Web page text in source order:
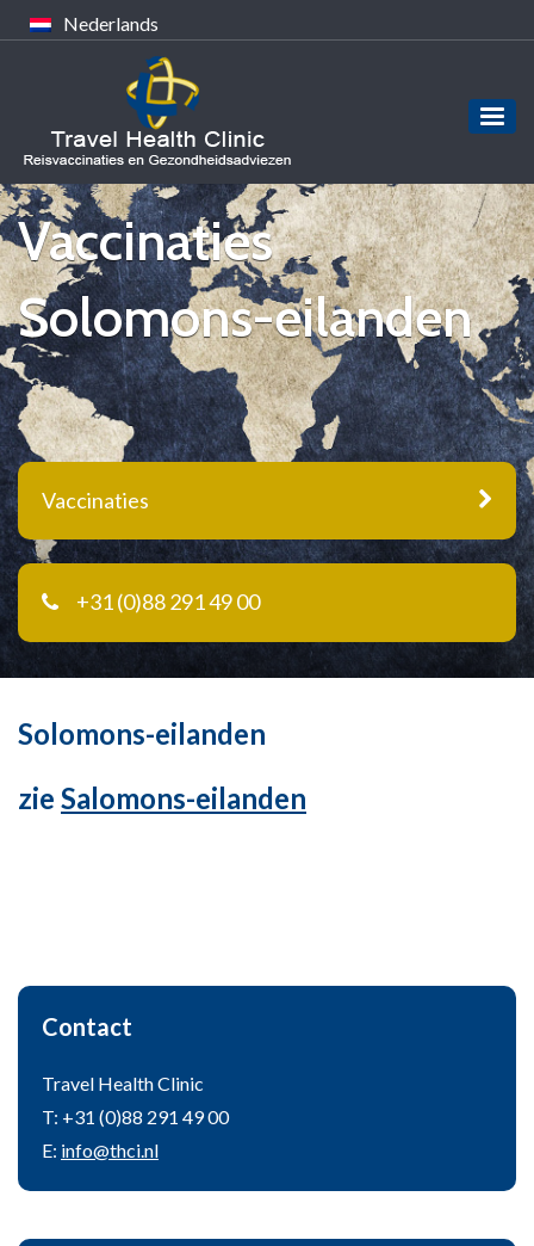
Nederlands
Vaccinaties
Solomons-eilanden
Vaccinaties
+31 (0)88 291 49 00
Solomons-eilanden
zie Salomons-eilanden
Contact
Travel Health Clinic
T: +31 (0)88 291 49 00
E: info@thci.nl